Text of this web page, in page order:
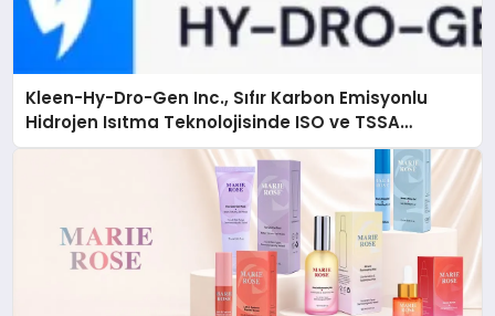
Kleen-Hy-Dro-Gen Inc., Sıfır Karbon Emisyonlu
Hidrojen Isıtma Teknolojisinde ISO ve TSSA
Düzenleyici Onaylarını Aldı